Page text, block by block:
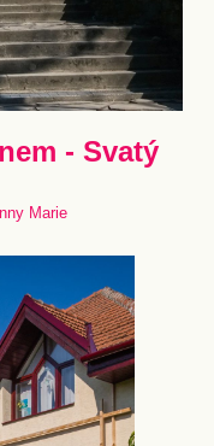
- Svatý
Marie